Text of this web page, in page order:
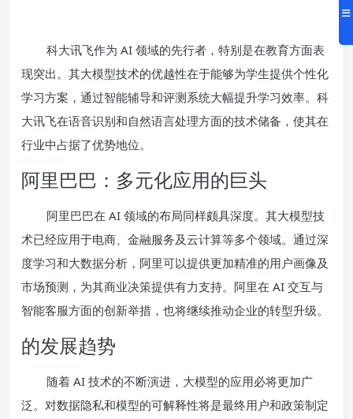
科大讯飞作为 AI 领域的先行者，特别是在教育方面表
现突出。其大模型技术的优越性在于能够为学生提供个性化
学习方案，通过智能辅导和评测系统大幅提升学习效率。科
大讯飞在语音识别和自然语言处理方面的技术储备，使其在
行业中占据了优势地位。
阿里巴巴：多元化应用的巨头
阿里巴巴在 AI 领域的布局同样颇具深度。其大模型技
术已经应用于电商、金融服务及云计算等多个领域。通过深
度学习和大数据分析，阿里可以提供更加精准的用户画像及
市场预测，为其商业决策提供有力支持。阿里在 AI 交互与
智能客服方面的创新举措，也将继续推动企业的转型升级。
的发展趋势
随着 AI 技术的不断演进，大模型的应用必将更加广
泛。对数据隐私和模型的可解释性将是最终用户和政策制定